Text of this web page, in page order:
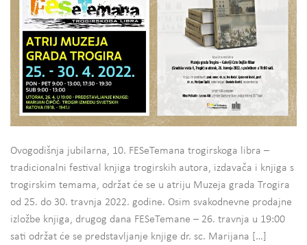
Ovogodišnja jubilarna, 10. FESeTemana trogirskoga libra –
tradicionalni festival knjiga trogirskih autora, izdavača i knjiga s
trogirskim temama, održat će se u atriju Muzeja grada Trogira
od 25. do 30. travnja 2022. godine. Osim svakodnevne prodajne
izložbe knjiga, drugog dana FESeTemane – 26. travnja u 19:00
sati održat će se predstavljanje knjige dr. sc. Marijana […]